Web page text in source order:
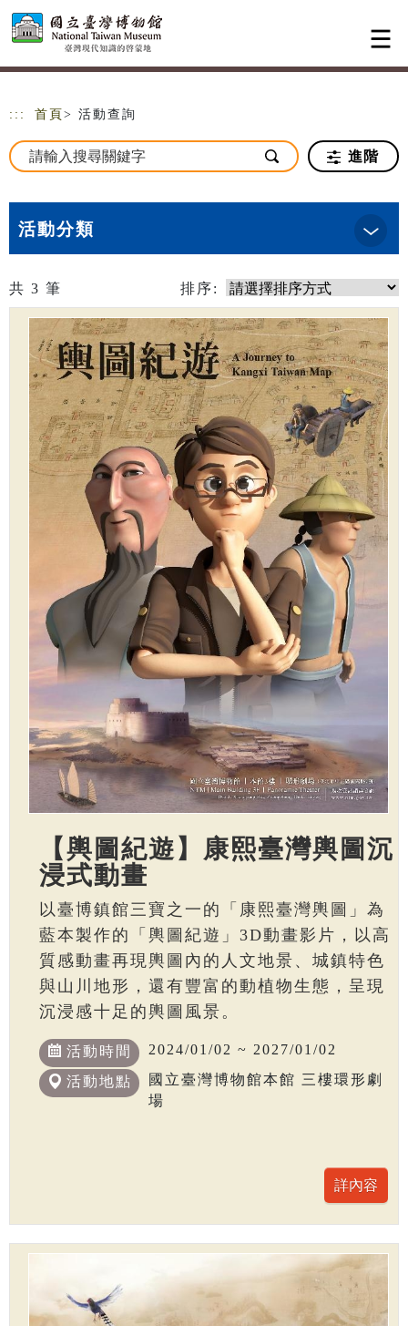
跳到主要內容
網站導覽
::: 首頁 > 活動查詢
進階
活動分類
共 3 筆 排序:
【輿圖紀遊】康熙臺灣輿圖沉
浸式動畫
以臺博鎮館三寶之一的「康熙臺灣輿圖」為
藍本製作的「輿圖紀遊」3D動畫影片，以高
質感動畫再現輿圖內的人文地景、城鎮特色
與山川地形，還有豐富的動植物生態，呈現
沉浸感十足的輿圖風景。
活動時間 2024/01/02 ~ 2027/01/02
活動地點
國立臺灣博物館本館 三樓環形劇
場